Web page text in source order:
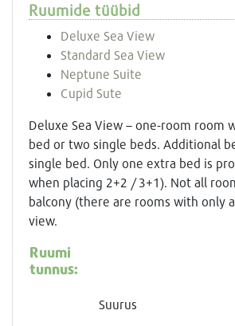
Ruumide tüübid
Deluxe Sea View
Standard Sea View
Neptune Suite
Cupid Sute
Deluxe Sea View – one-room room
bed or two single beds. Additional
single bed. Only one extra bed is
when placing 2+2 / 3+1). Not all
balcony (there are rooms with only
view.
Suurus
Ruumi
tunnus: